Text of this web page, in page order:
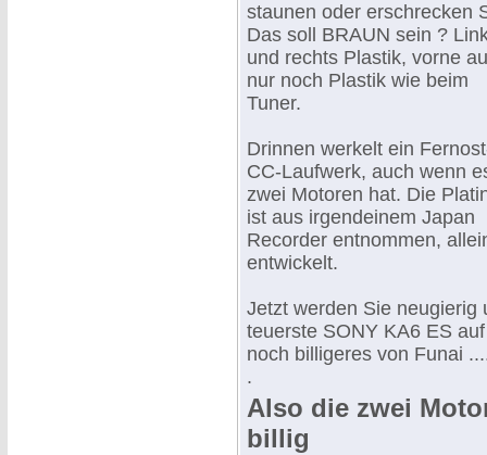
staunen oder erschrecken
Das soll BRAUN sein ?
und rechts Plastik, vorne
nur noch Plastik wie beim
Tuner.
Drinnen werkelt ein
CC-Laufwerk, auch wenn
zwei Motoren hat. Die
ist aus irgendeinem Japan
Recorder entnommen,
entwickelt.
Jetzt werden Sie neugierig
teuerste SONY KA6 ES
noch billigeres von Funai
.
Also die zwei
billig